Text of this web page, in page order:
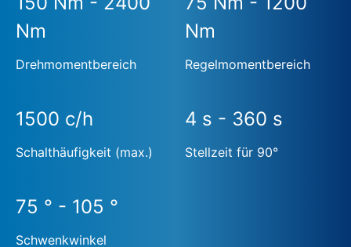
Nm
Drehmomentbereich
Nm
Regelmomentbereich
1500 c/h
Schalthäufigkeit (max.)
4 s - 360 s
Stellzeit für 90°
75 ° - 105 °
Schwenkwinkel